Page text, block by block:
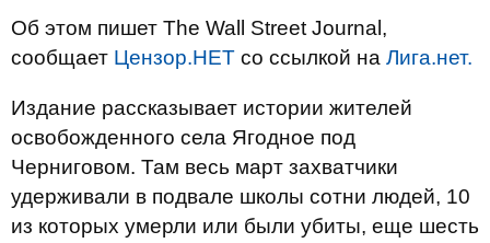
Об этом пишет The Wall Street Journal,
сообщает Цензор.НЕТ со ссылкой на Лига.нет.
Издание рассказывает истории жителей
освобожденного села Ягодное под
Черниговом. Там весь март захватчики
удерживали в подвале школы сотни людей, 10
из которых умерли или были убиты, еще шесть